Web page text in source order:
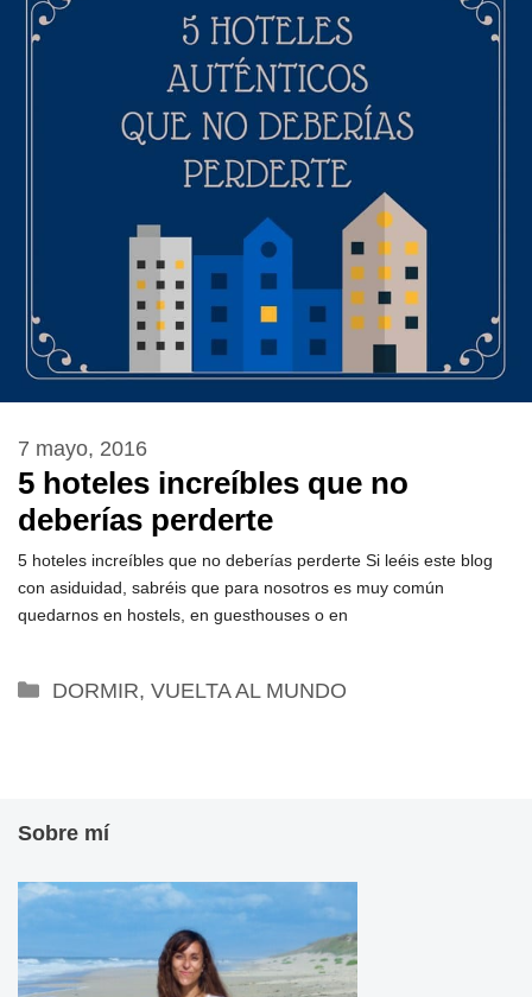
5 hoteles increíbles que no
deberías perderte
7 mayo, 2016
5 hoteles increíbles que no deberías perderte Si leéis este blog
con asiduidad, sabréis que para nosotros es muy común
quedarnos en hostels, en guesthouses o en
Categorías
DORMIR, VUELTA AL MUNDO
Sobre mí